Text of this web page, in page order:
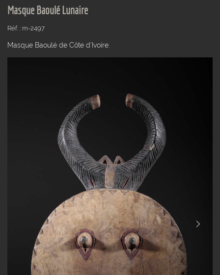
Masque Baoulé Lunaire
Réf. : m-2497
Masque Baoulé de Côte d'Ivoire.